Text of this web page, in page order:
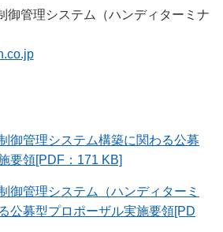
御管理システム（ハンディターミナ
御管理システム構築に関わる公募
要領[PDF：171 KB]
御管理システム（ハンディターミ
公募型プロポーザル実施要領[PD